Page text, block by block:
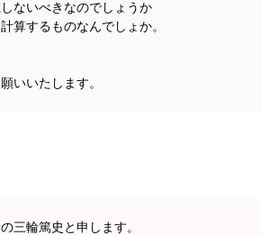
ないべきなのでしょうか
算するものなんでしょか。
いいたします。
三輪篤史と申します。